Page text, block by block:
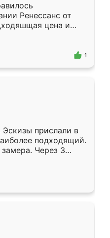
Ренессанс от
цена и
Приехавший
самый
1
Эскизы прислали в
подходящий.
Через 3
Остались
Ренессанс
работу!